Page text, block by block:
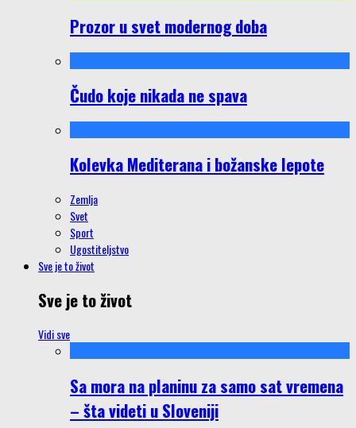
Prozor u svet modernog doba
Čudo koje nikada ne spava
Kolevka Mediterana i božanske lepote
Zemlja
Svet
Sport
Ugostiteljstvo
Sve je to život
Sve je to život
Vidi sve
Sa mora na planinu za samo sat vremena
– šta videti u Sloveniji